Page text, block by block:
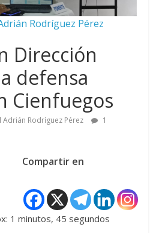
Rodríguez Pérez
Dirección
defensa
Cienfuegos
Adrián Rodríguez Pérez
1
Compartir en
1 minutos, 45 segundos